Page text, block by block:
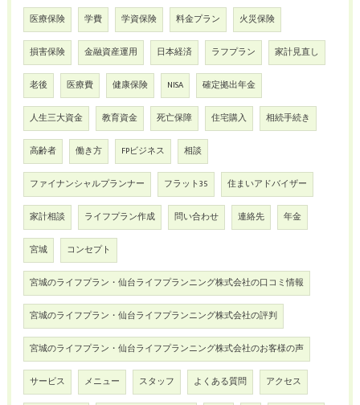
医療保険 学費 学資保険 料金プラン 火災保険
損害保険 金融資産運用 日本経済 ラフプラン 家計見直し
老後 医療費 健康保険 NISA 確定拠出年金
人生三大資金 教育資金 死亡保障 住宅購入 相続手続き
高齢者 働き方 FPビジネス 相談
ファイナンシャルプランナー フラット35 住まいアドバイザー
家計相談 ライフプラン作成 問い合わせ 連絡先 年金
宮城 コンセプト
宮城のライフプラン・仙台ライフプランニング株式会社の口コミ情報
宮城のライフプラン・仙台ライフプランニング株式会社の評判
宮城のライフプラン・仙台ライフプランニング株式会社のお客様の声
サービス メニュー スタッフ よくある質問 アクセス